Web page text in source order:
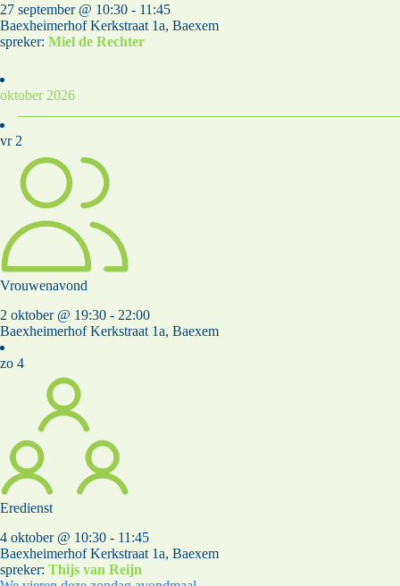
27 september @ 10:30 - 11:45
BaexheimerhofKerkstraat 1a, Baexem
spreker: Miel de Rechter
oktober 2026
vr 2
Vrouwenavond
2 oktober @ 19:30 - 22:00
BaexheimerhofKerkstraat 1a, Baexem
zo 4
Eredienst
4 oktober @ 10:30 - 11:45
BaexheimerhofKerkstraat 1a, Baexem
spreker: Thijs van Reijn